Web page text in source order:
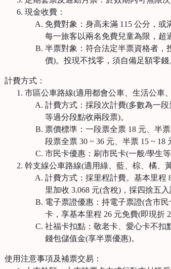
現金收費：
免費對象：身高未滿 115 公分，或
每一旅客以兩名免費兒童為限，超
半票對象：符合法定半票資格者，
價)。投現不找零，須自備足額零錢
計費方式：
市區公車路線(適用都會公車、生活公車
計費方式：採段次計費(多數為一
等過分段點收兩段票)。
票價標準：一段票全票 18 元、半
段票全票 30 ~ 36 元、半票 15 ~ 18
市民卡優惠：刷市民卡(一般/學生
幹支線公車路線(適用綠、藍、棕、橘、
計費方式：採里程計費。基本里程
里加收 3.068 元(含稅)，採四捨五
電子票證優惠：持電子票證(含市
卡，享基本里程 26 元免費(即現折
社福卡扣點：敬老卡、愛心卡不扣
錢包儲值金(享半票優惠)。
使用注意事項及補票交易：